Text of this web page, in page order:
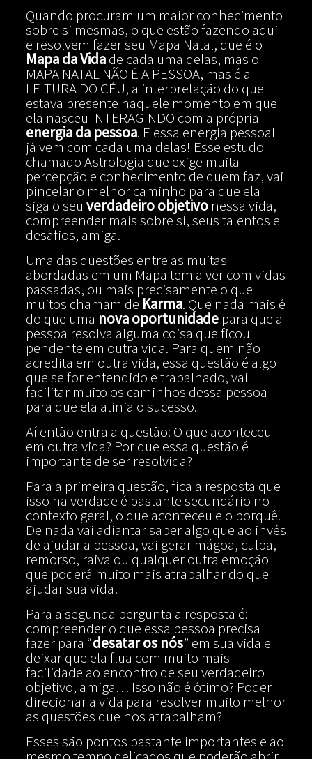
Quando procuram um maior conhecimento
sobre si mesmas, o que estão fazendo aqui
e resolvem fazer seu Mapa Natal, que é o
Mapa da Vidade cada uma delas, mas o
MAPA NATAL NÃO É A PESSOA, mas é a
LEITURA DO CÉU, a interpretação do que
estava presente naquele momento em que
ela nasceu INTERAGINDO com a própria
energia da pessoa. E essa energia pessoal
já vem com cada uma delas! Esse estudo
chamado Astrologia que exige muita
percepção e conhecimento de quem faz, vai
pincelar o melhor caminho para que ela
siga o seu verdadeiro objetivo nessa vida,
compreender mais sobre si, seus talentos e
desafios, amiga.
Uma das questões entre as muitas
abordadas em um Mapa tem a ver com vidas
passadas, ou mais precisamente o que
muitos chamam de Karma. Que nada mais é
do que uma nova oportunidadepara que a
pessoa resolva alguma coisa que ficou
pendente em outra vida. Para quem não
acredita em outra vida, essa questão é algo
que se for entendido e trabalhado, vai
facilitar muito os caminhos dessa pessoa
para que ela atinja o sucesso.
Aí então entra a questão: O que aconteceu
em outra vida? Por que essa questão é
importante de ser resolvida?
Para a primeira questão, fica a resposta que
isso na verdade é bastante secundário no
contexto geral, o que aconteceu e o porquê.
De nada vai adiantar saber algo que ao invés
de ajudar a pessoa, vai gerar mágoa, culpa,
remorso, raiva ou qualquer outra emoção
que poderá muito mais atrapalhar do que
ajudar sua vida!
Para a segunda pergunta a resposta é:
compreender o que essa pessoa precisa
fazer para “desatar os nós” em sua vida e
deixar que ela flua com muito mais
facilidade ao encontro de seu verdadeiro
objetivo, amiga… Isso não é ótimo? Poder
direcionar a vida para resolver muito melhor
as questões que nos atrapalham?
Esses são pontos bastante importantes e ao